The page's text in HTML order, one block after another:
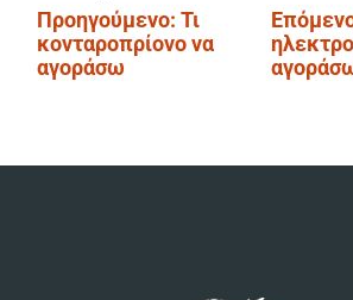
Πλοήγηση
άρθρων
Προηγούμενο: Τι
κονταροπρίονο να
αγοράσω